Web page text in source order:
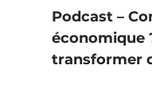
Podcast –
économique
transformer